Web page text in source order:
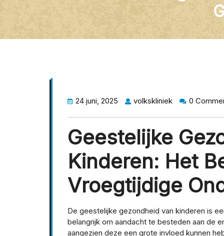
24 juni, 2025 volkskliniek 0
Geestelijke
Kinderen: Het
Vroegtijdige
De geestelijke gezondheid van kinderen is
belangrijk om aandacht te besteden aan de
aangezien deze een grote invloed kunnen